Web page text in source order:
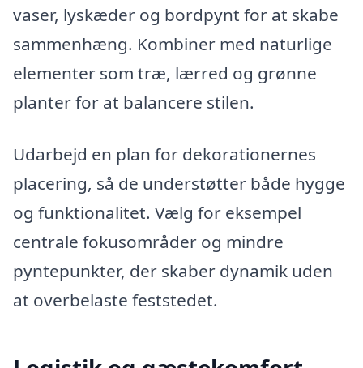
vaser, lyskæder og bordpynt for at skabe
sammenhæng. Kombiner med naturlige
elementer som træ, lærred og grønne
planter for at balancere stilen.
Udarbejd en plan for dekorationernes
placering, så de understøtter både hygge
og funktionalitet. Vælg for eksempel
centrale fokusområder og mindre
pyntepunkter, der skaber dynamik uden
at overbelaste feststedet.